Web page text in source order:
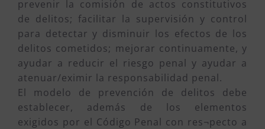
prevenir la comisión de actos constitutivos
de delitos; facilitar la supervisión y control
para detectar y disminuir los efectos de los
delitos cometidos; mejorar continuamente, y
ayudar a reducir el riesgo penal y ayudar a
atenuar/eximir la responsabilidad penal.
El modelo de prevención de delitos debe
establecer, además de los elementos
exigidos por el Código Penal con res¬pecto a